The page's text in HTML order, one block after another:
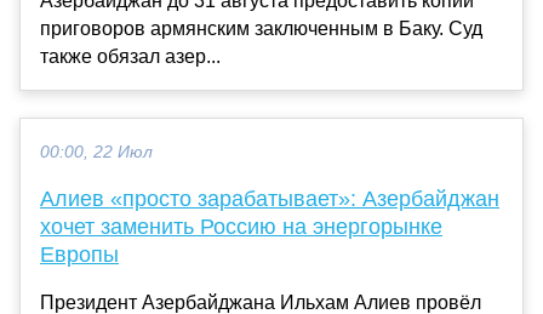
приговоров армянским заключенным в Баку. Суд
также обязал азер...
00:00, 22 Июл
Алиев «просто зарабатывает»: Азербайджан
хочет заменить Россию на энергорынке
Европы
Президент Азербайджана Ильхам Алиев провёл